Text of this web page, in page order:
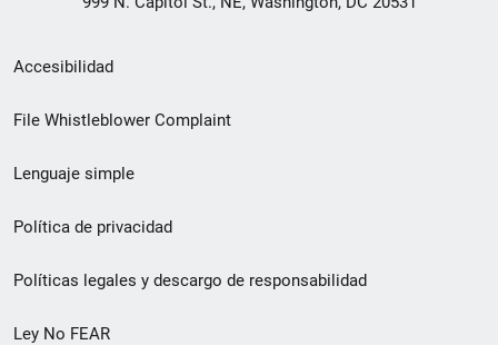
Menú
de
de
pie
de
página
Accesibilidad
File Whistleblower Complaint
Lenguaje simple
Política de privacidad
Políticas legales y descargo de responsabilidad
Ley No FEAR